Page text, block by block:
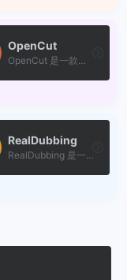
OpenCut
OpenCut 是一款旨在成为知名...
RealDubbing
RealDubbing 是一款完全免费...